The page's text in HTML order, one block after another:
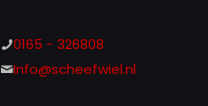
0165 - 326808
Info@scheefwiel.nl